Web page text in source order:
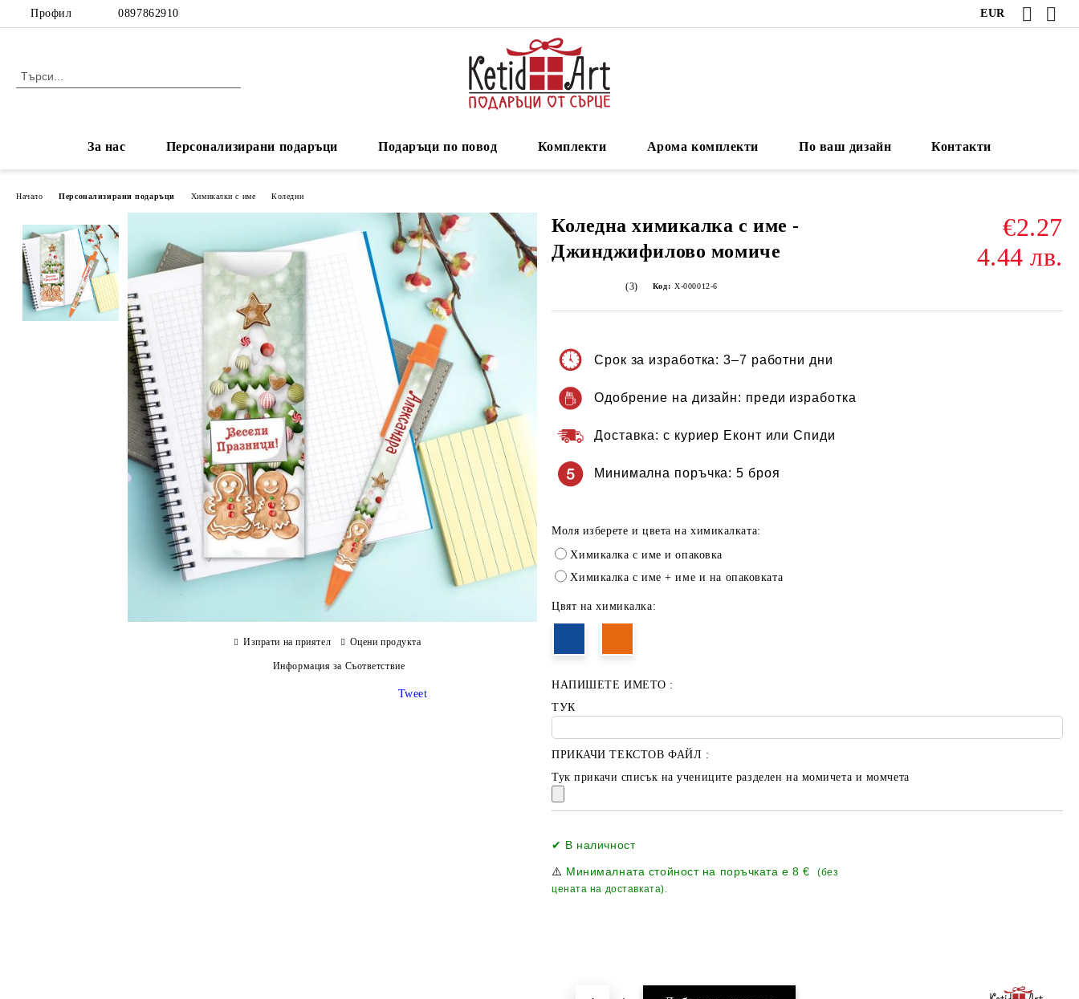
Профил 0897862910 EUR
За нас Персонализирани подаръци Подаръци по повод Комплекти Арома комплекти По ваш дизайн Контакти
Начало Персонализирани подаръци Химикалки с име Коледни
Коледна химикалка с име -
Джинджифилово момиче
€2.27
4.44 лв.
(3) Код: Х-000012-6
Срок за изработка: 3–7 работни дни
Одобрение на дизайн: преди изработка
Доставка: с куриер Еконт или Спиди
Минимална поръчка: 5 броя
Моля изберете и цвета на химикалката:
Химикалка с име и опаковка
Химикалка с име + име и на опаковката
Цвят на химикалка:
НАПИШЕТЕ ИМЕТО :
ТУК
ПРИКАЧИ ТЕКСТОВ ФАЙЛ :
Тук прикачи списък на учениците разделен на момичета и момчета
✔ В наличност
⚠️ Минималната стойност на поръчката е8 €
(без
цената на доставката).
Изпрати на приятел Оцени продукта
Информация за Съответствие
Tweet